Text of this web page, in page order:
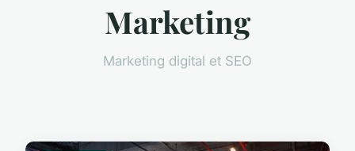
Marketing
Marketing digital et SEO